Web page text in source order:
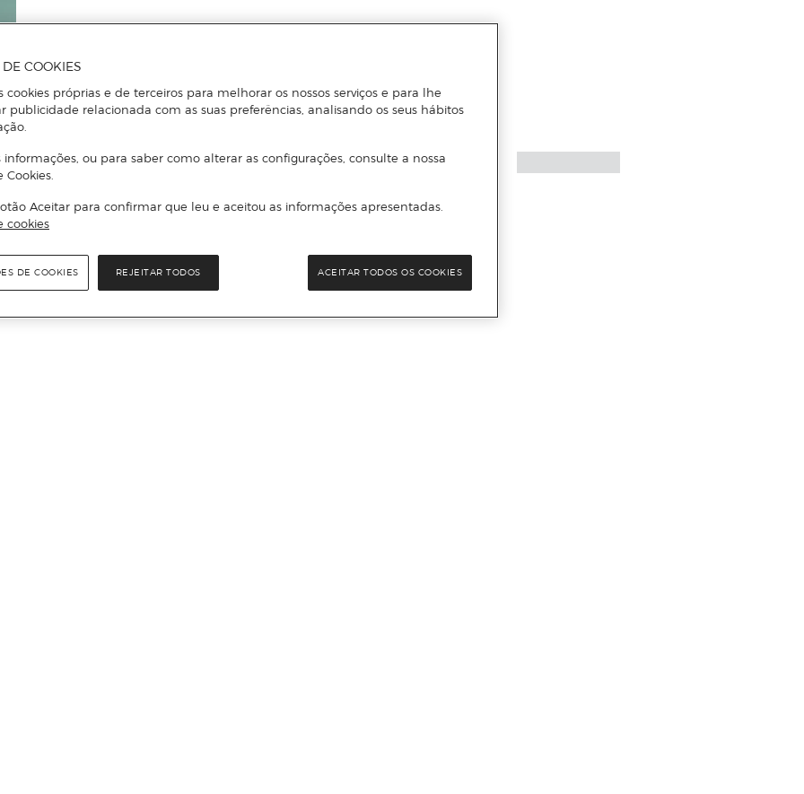
COOKIES
cookies próprias e de terceiros para melhorar os nossos serviços e para lhe
publicidade relacionada com as suas preferências, analisando os seus hábitos
informações, ou para saber como alterar as configurações, consulte a nossa
Cookies.
Aceitar para confirmar que leu e aceitou as informações apresentadas.
cookies
REJEITAR TODOS ACEITAR TODOS OS COOKIES
DE COOKIES